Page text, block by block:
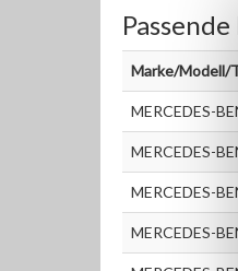
Passende
Marke/Modell/
MERCEDES-
MERCEDES-
MERCEDES-
MERCEDES-